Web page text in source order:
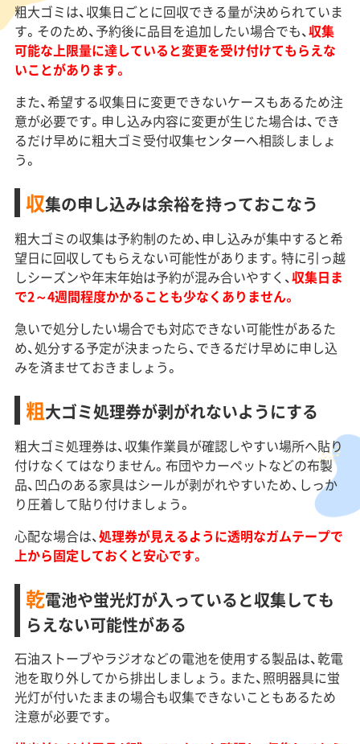
粗大ゴミは、収集日ごとに回収できる量が決められていま
す。そのため、予約後に品目を追加したい場合でも、収集
可能な上限量に達していると変更を受け付けてもらえな
いことがあります。
また、希望する収集日に変更できないケースもあるため注
意が必要です。申し込み内容に変更が生じた場合は、でき
るだけ早めに粗大ゴミ受付収集センターへ相談しましょ
う。
収集の申し込みは余裕を持っておこなう
粗大ゴミの収集は予約制のため、申し込みが集中すると希
望日に回収してもらえない可能性があります。特に引っ越
しシーズンや年末年始は予約が混み合いやすく、収集日ま
で2～4週間程度かかることも少なくありません。
急いで処分したい場合でも対応できない可能性があるた
め、処分する予定が決まったら、できるだけ早めに申し込
みを済ませておきましょう。
粗大ゴミ処理券が剥がれないようにする
粗大ゴミ処理券は、収集作業員が確認しやすい場所へ貼り
付けなくてはなりません。布団やカーペットなどの布製
品、凹凸のある家具はシールが剥がれやすいため、しっか
り圧着して貼り付けましょう。
心配な場合は、処理券が見えるように透明なガムテープで
上から固定しておくと安心です。
乾電池や蛍光灯が入っていると収集しても
らえない可能性がある
石油ストーブやラジオなどの電池を使用する製品は、乾電
池を取り外してから排出しましょう。また、照明器具に蛍
光灯が付いたままの場合も収集できないこともあるため
注意が必要です。